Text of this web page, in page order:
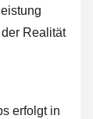
Realität
erfolgt in